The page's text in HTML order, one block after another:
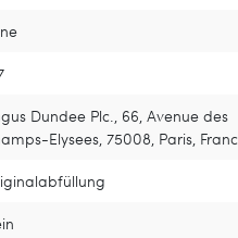
Dundee Plc., 66, Avenue des
Elysees, 75008, Paris,